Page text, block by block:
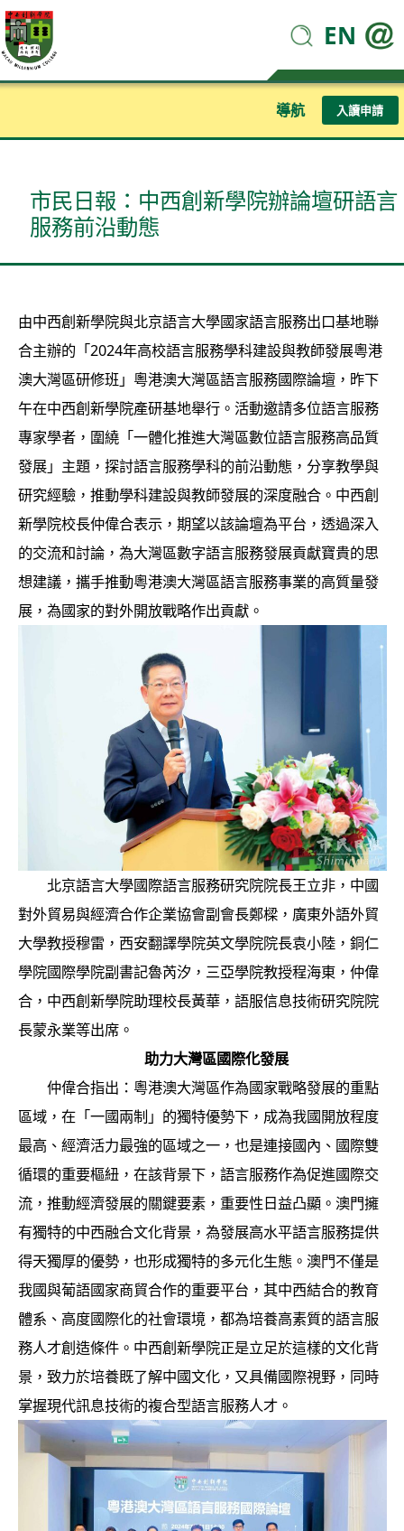
EN
導航 入讀申請
市民日報：中西創新學院辦論壇研語言
服務前沿動態
由中西創新學院與北京語言大學國家語言服務出口基地聯
合主辦的「2024年高校語言服務學科建設與教師發展粵港
澳大灣區研修班」粵港澳大灣區語言服務國際論壇，昨下
午在中西創新學院產研基地舉行。活動邀請多位語言服務
專家學者，圍繞「一體化推進大灣區數位語言服務高品質
發展」主題，探討語言服務學科的前沿動態，分享教學與
研究經驗，推動學科建設與教師發展的深度融合。中西創
新學院校長仲偉合表示，期望以該論壇為平台，透過深入
的交流和討論，為大灣區數字語言服務發展貢獻寶貴的思
想建議，攜手推動粵港澳大灣區語言服務事業的高質量發
展，為國家的對外開放戰略作出貢獻。
北京語言大學國際語言服務研究院院長王立非，中國
對外貿易與經濟合作企業協會副會長鄭樑，廣東外語外貿
大學教授穆雷，西安翻譯學院英文學院院長袁小陸，銅仁
學院國際學院副書記魯芮汐，三亞學院教授程海東，仲偉
合，中西創新學院助理校長黃華，語服信息技術研究院院
長蒙永業等出席。
助力大灣區國際化發展
仲偉合指出：粵港澳大灣區作為國家戰略發展的重點
區域，在「一國兩制」的獨特優勢下，成為我國開放程度
最高、經濟活力最強的區域之一，也是連接國內、國際雙
循環的重要樞紐，在該背景下，語言服務作為促進國際交
流，推動經濟發展的關鍵要素，重要性日益凸顯。澳門擁
有獨特的中西融合文化背景，為發展高水平語言服務提供
得天獨厚的優勢，也形成獨特的多元化生態。澳門不僅是
我國與葡語國家商貿合作的重要平台，其中西結合的教育
體系、高度國際化的社會環境，都為培養高素質的語言服
務人才創造條件。中西創新學院正是立足於這樣的文化背
景，致力於培養既了解中國文化，又具備國際視野，同時
掌握現代訊息技術的複合型語言服務人才。